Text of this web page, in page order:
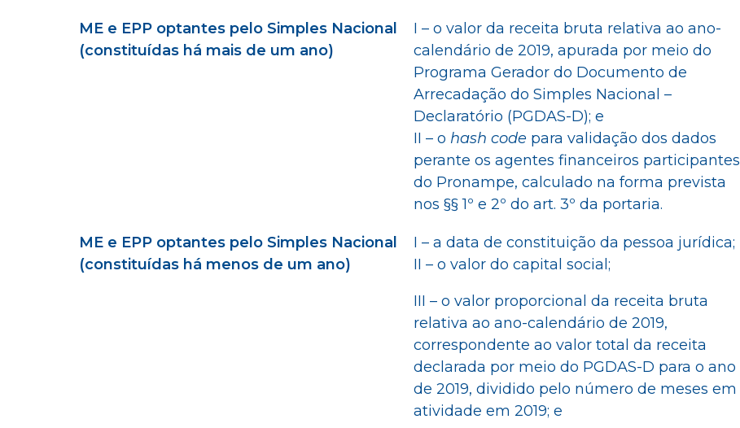
ME e EPP optantes pelo Simples Nacional
(constituídas há mais de um ano)
I – o valor da receita bruta relativa ao ano-
calendário de 2019, apurada por meio do
Programa Gerador do Documento de
Arrecadação do Simples Nacional –
Declaratório (PGDAS-D); e
II – o hash code para validação dos dados
perante os agentes financeiros participantes
do Pronampe, calculado na forma prevista
nos §§ 1º e 2º do art. 3º da portaria.
ME e EPP optantes pelo Simples Nacional
(constituídas há menos de um ano)
I – a data de constituição da pessoa jurídica;
II – o valor do capital social;
III – o valor proporcional da receita bruta
relativa ao ano-calendário de 2019,
correspondente ao valor total da receita
declarada por meio do PGDAS-D para o ano
de 2019, dividido pelo número de meses em
atividade em 2019; e